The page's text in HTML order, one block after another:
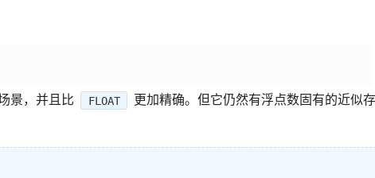
景，并且比 FLOAT
更加精确。但它仍然有浮点数固有的近似